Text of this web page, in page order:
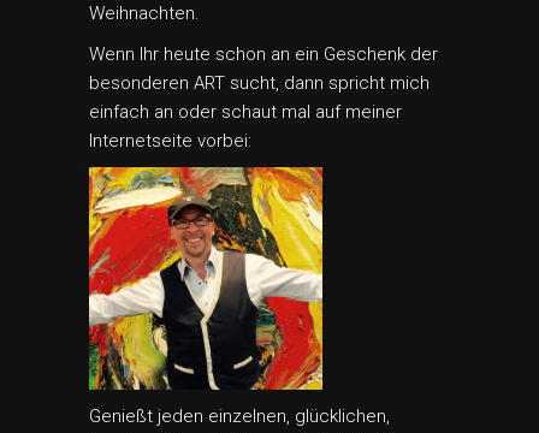
Weihnachten.
Wenn Ihr heute schon an ein Geschenk der
besonderen ART sucht, dann spricht mich
einfach an oder schaut mal auf meiner
Internetseite vorbei:
Genießt jeden einzelnen, glücklichen,